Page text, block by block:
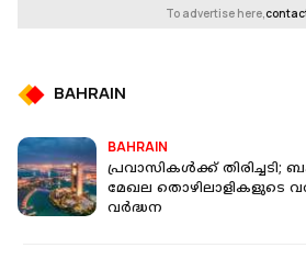
To advertise here,
BAHRAIN
BAHRAIN
പ്രവാസികൾക്ക്
മേഖല തൊഴിലാളികളുടെ
വര്‍ദ്ധന